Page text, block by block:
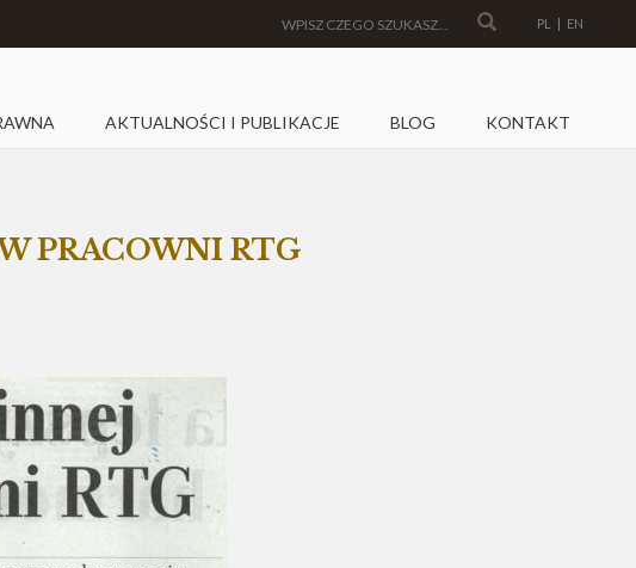
PL | EN
AKTUALNOŚCI I PUBLIKACJE BLOG KONTAKT
PRACOWNI RTG